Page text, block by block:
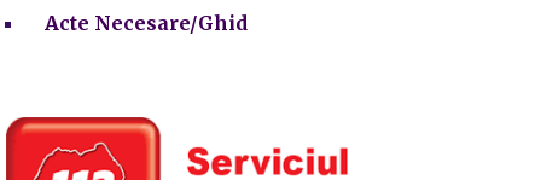
Acte Necesare/Ghid